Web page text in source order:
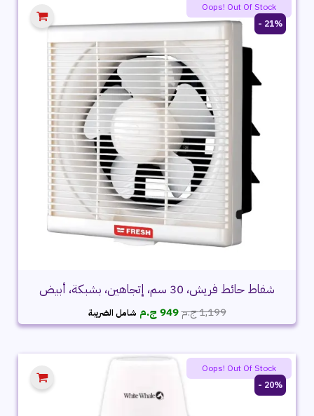
21% -
شفاط حائط فريش، 30 سم، إتجاهين، بشبكة، أبيض
1,199ج.مالسعر
الأصلي
1,199 ج.م.
949 ج.م السعر
الحالي
949 ج.م.
شامل الضريبة
Oops! Out Of Stock
20% -
Oops! Out Of Stock